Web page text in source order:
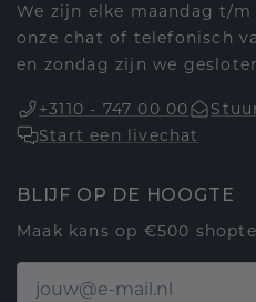
We zijn elke maandag t/
onze chat of telefonisch
en zondag zijn we
+3110 - 747 00 00
Start een livechat
BLIJF OP DE HOOGTE
Maak kans op €500